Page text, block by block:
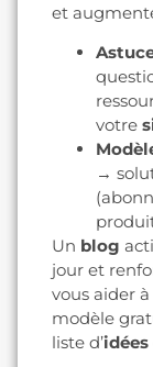
et
votre
→
Un blog
jour et
vous aider
modèle
liste d’idées